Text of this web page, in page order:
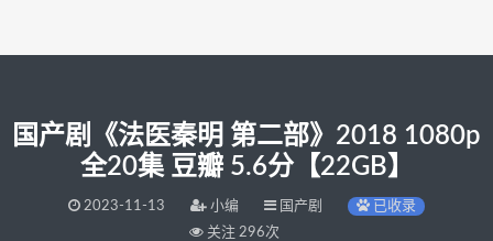
国产剧《法医秦明 第二部》2018 1080p
全20集 豆瓣 5.6分【22GB】
2023-11-13 小编 国产剧
已收录
关注 296次